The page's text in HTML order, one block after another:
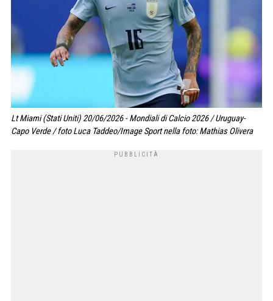
Lt Miami (Stati Uniti) 20/06/2026 - Mondiali di Calcio 2026 / Uruguay-
Capo Verde / foto Luca Taddeo/Image Sport nella foto: Mathias Olivera